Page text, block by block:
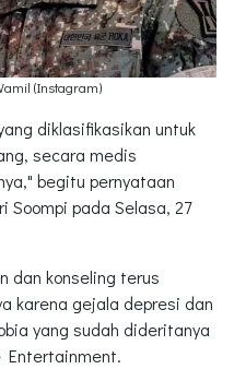
(Instagram)
diklasifikasikan untuk
secara medis
begitu pernyataan
pada Selasa, 27
dan konseling terus
karena gejala depresi dan
yang sudah dideritanya
Entertainment.